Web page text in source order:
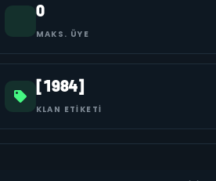
0
MAKS. ÜYE
[1984]
KLAN ETIKETI